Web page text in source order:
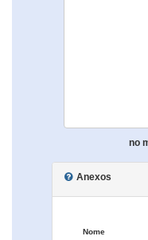
no
Anexos
Nome